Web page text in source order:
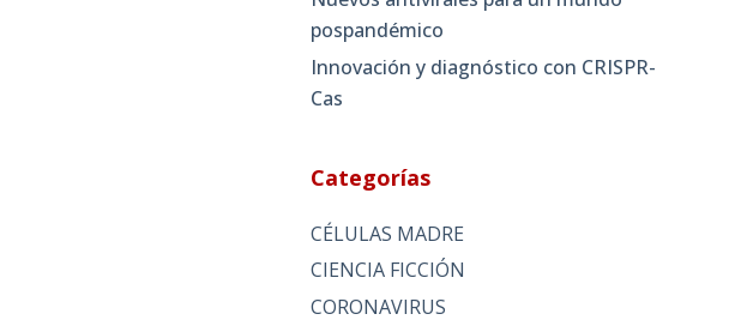
pospandémico
Innovación y diagnóstico con CRISPR-
Cas
Categorías
CÉLULAS MADRE
CIENCIA FICCIÓN
CORONAVIRUS